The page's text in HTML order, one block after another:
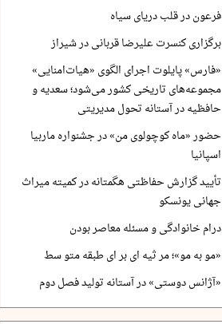
فرعون در قلب دریای سیاه
برگزاری کنسرت علیرضا قربانی در شیراز
«فارس» پایلوت اجرای الگوی «هیات‌امنایی»
مجموعه‌های تاریخی کشور می‌شود؛ سعدیه و
حافظیه در آستانه تحول مدیریتی
حضور «ماه کوچولوی من» در جشنواره ماربیا
اسپانیا
تأیید گزارش حفاظتی هگمتانه در کمیته میراث
جهانی یونسکو
درام خانوادگی و مسئله معاصر بودن
«مو به مو»؛ مر ثیه ای بر ای طبقه متو سط
«آژانس دوستی» در آستانه تولید فصل دوم